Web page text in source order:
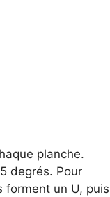
planche.
degrés. Pour
forment un U, puis